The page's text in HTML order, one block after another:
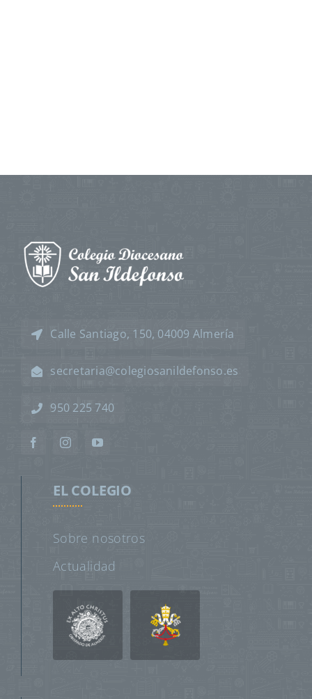
Calle Santiago, 150, 04009 Almería
secretaria@colegiosanildefonso.es
950 225 740
EL COLEGIO
Sobre nosotros
Actualidad